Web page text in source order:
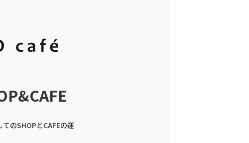
のSHOPとCAFEの運